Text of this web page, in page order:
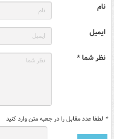
نام
ایمیل
نظر شما *
* لطفا عدد مقابل را در جعبه متن وارد کنید